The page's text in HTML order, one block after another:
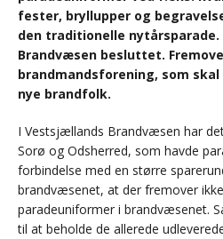
fester, bryllupper og
den traditionelle
Brandvæsen besluttet.
brandmandsforening, som
nye brandfolk.
I Vestsjællands Brandvæsen har
Sorø og Odsherred, som havde
forbindelse med en større
brandvæsenet, at der fremover
paradeuniformer i brandvæsenet.
til at beholde de allerede